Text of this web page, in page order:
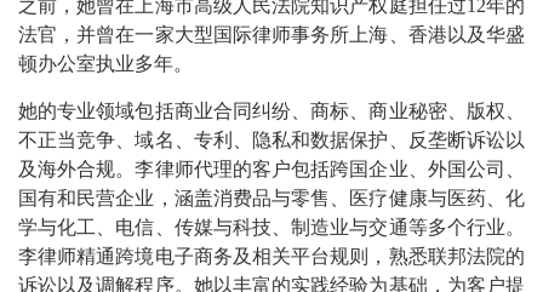
之前，她曾在上海市高级人民法院知识产权庭担任过12年的
法官，并曾在一家大型国际律师事务所上海、香港以及华盛
顿办公室执业多年。
她的专业领域包括商业合同纠纷、商标、商业秘密、版权、
不正当竞争、域名、专利、隐私和数据保护、反垄断诉讼以
及海外合规。李律师代理的客户包括跨国企业、外国公司、
国有和民营企业，涵盖消费品与零售、医疗健康与医药、化
学与化工、电信、传媒与科技、制造业与交通等多个行业。
李律师精通跨境电子商务及相关平台规则，熟悉联邦法院的
诉讼以及调解程序。她以丰富的实践经验为基础，为客户提